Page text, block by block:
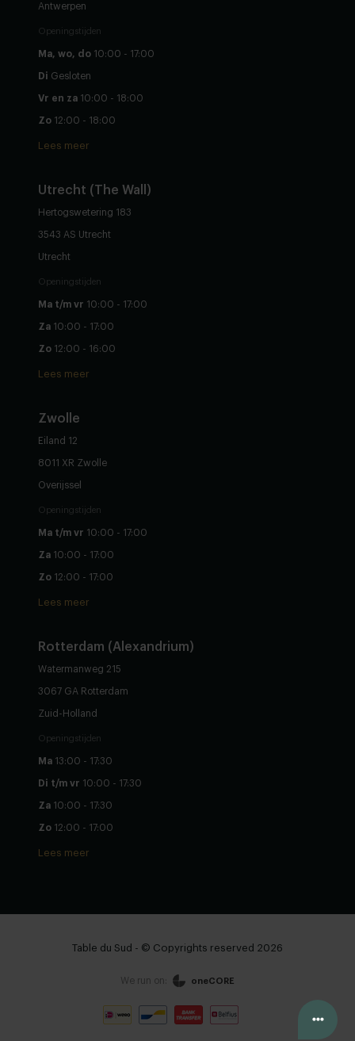
Antwerpen
Openingstijden
Ma, wo, do 10:00 - 17:00
Di Gesloten
Vr en za 10:00 - 18:00
Zo 12:00 - 18:00
Lees meer
Utrecht (The Wall)
Hertogswetering 183
3543 AS Utrecht
Utrecht
Openingstijden
Ma t/m vr 10:00 - 17:00
Za 10:00 - 17:00
Zo 12:00 - 16:00
Lees meer
Zwolle
Eiland 12
8011 XR Zwolle
Overijssel
Openingstijden
Ma t/m vr 10:00 - 17:00
Za 10:00 - 17:00
Zo 12:00 - 17:00
Lees meer
Rotterdam (Alexandrium)
Watermanweg 215
3067 GA Rotterdam
Zuid-Holland
Openingstijden
Ma 13:00 - 17:30
Di t/m vr 10:00 - 17:30
Za 10:00 - 17:30
Zo 12:00 - 17:00
Lees meer
Table du Sud - © Copyrights reserved 2026
We run on: oneCORE